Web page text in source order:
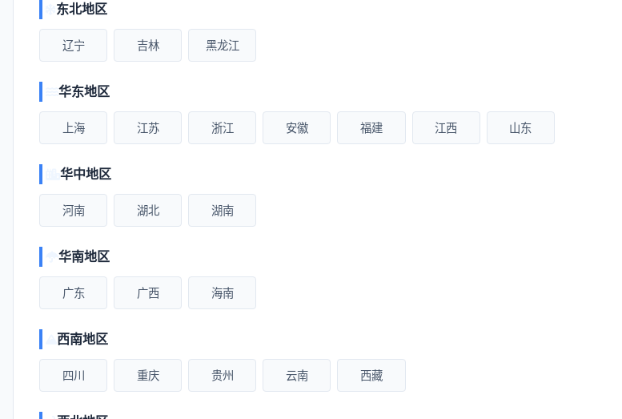
东北地区
辽宁 吉林 黑龙江
华东地区
上海 江苏 浙江 安徽 福建 江西 山东
华中地区
河南 湖北 湖南
华南地区
广东 广西 海南
西南地区
四川 重庆 贵州 云南 西藏